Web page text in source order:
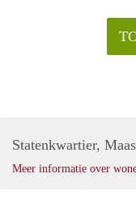
Statenkwartier,
Meer informatie over